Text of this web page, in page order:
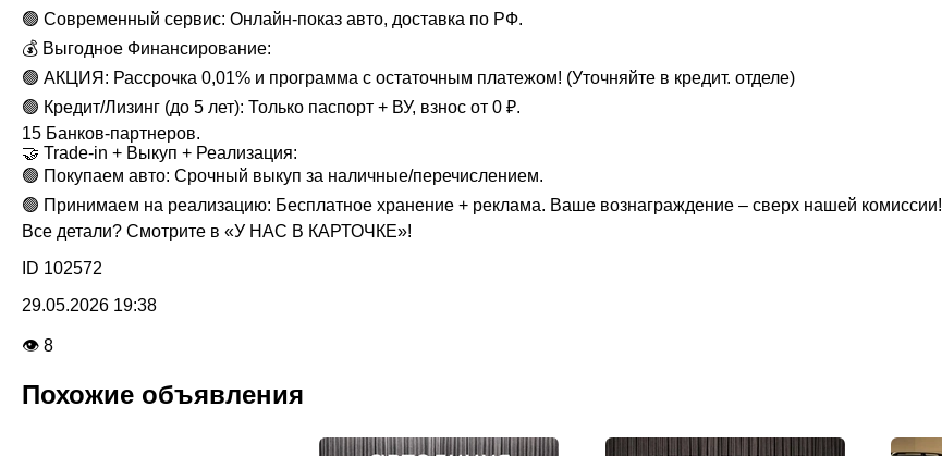
🟢 Современный сервис: Онлайн-показ авто, доставка по РФ.
💰 Выгодное Финансирование:
🟢 АКЦИЯ: Рассрочка 0,01% и программа с остаточным платежом! (Уточняйте в кредит. отделе)
🟢 Кредит/Лизинг (до 5 лет): Только паспорт + ВУ, взнос от 0 ₽.
15 Банков-партнеров.
🤝 Trade-in + Выкуп + Реализация:
🟢 Покупаем авто: Срочный выкуп за наличные/перечислением.
🟢 Принимаем на реализацию: Бесплатное хранение + реклама. Ваше вознаграждение – сверх нашей комиссии!
Все детали? Смотрите в «У НАС В КАРТОЧКЕ»!
ID 102572
29.05.2026 19:38
👁 8
Похожие объявления